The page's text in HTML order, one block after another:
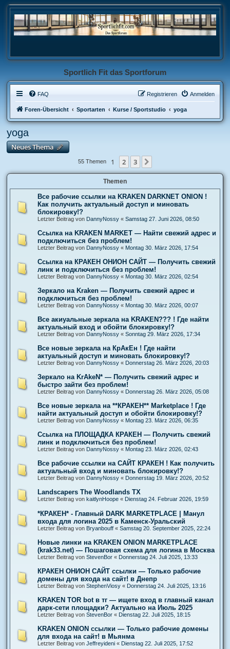
Sportlich Fit das Sportforum
FAQ Anmelden
Registrieren
Foren-Übersicht Sportarten Kurse / Sportstudio yoga
yoga
Neues Thema
55 Themen 1 2 3
Themen
Все рабочие ссылки на KRAKEN DARKNET ONION !
Как получить актуальный доступ и миновать
блокировку!?
Letzter Beitrag von DannyNossy « Samstag 27. Juni 2026, 08:50
Ссылка на KRAKEN MARKET — Найти свежий адрес и
подключиться без проблем!
Letzter Beitrag von DannyNossy « Montag 30. März 2026, 17:54
Ссылка на КРАКЕН ОНИОН САЙТ — Получить свежий
линк и подключиться без проблем!
Letzter Beitrag von DannyNossy « Montag 30. März 2026, 02:54
Зеркало на Kraken — Получить свежий адрес и
подключиться без проблем!
Letzter Beitrag von DannyNossy « Montag 30. März 2026, 00:07
Все акиуальные зеркала на KRAKEN??? ! Где найти
актуальный вход и обойти блокировку!?
Letzter Beitrag von DannyNossy « Sonntag 29. März 2026, 17:34
Все новые зеркала на КрАкЕн ! Где найти
актуальный доступ и миновать блокировку!?
Letzter Beitrag von DannyNossy « Donnerstag 26. März 2026, 20:03
Зеркало на KrAkeN* — Получить свежий адрес и
быстро зайти без проблем!
Letzter Beitrag von DannyNossy « Donnerstag 26. März 2026, 05:08
Все новые зеркала на **КРАКЕН** Marketplace ! Где
найти актуальный доступ и обойти блокировку!?
Letzter Beitrag von DannyNossy « Montag 23. März 2026, 06:35
Ссылка на ПЛОЩАДКА КРАКЕН — Получить свежий
линк и подключиться без проблем!
Letzter Beitrag von DannyNossy « Montag 23. März 2026, 02:43
Все рабочие ссылки на САЙТ КРАКЕН ! Как получить
актуальный вход и миновать блокировку!?
Letzter Beitrag von DannyNossy « Donnerstag 19. März 2026, 20:52
Landscapers The Woodlands TX
Letzter Beitrag von kaitlynHoope « Dienstag 24. Februar 2026, 19:59
*КРАКЕН* - Главный DARK MARKETPLACE | Манул
входа для логина 2025 в Каменск-Уральский
Letzter Beitrag von Bryanbouff « Samstag 20. September 2025, 22:24
Новые линки на KRAKEN ONION MARKETPLACE
(krak33.net) — Пошаговая схема для логина в Москва
Letzter Beitrag von StevenBor « Donnerstag 24. Juli 2025, 13:33
КРАКЕН ОНИОН САЙТ ссылки — Только рабочие
домены для входа на сайт! в Днепр
Letzter Beitrag von StephenViosy « Donnerstag 24. Juli 2025, 13:16
KRAKEN TOR bot в тг — ищете вход в главный канал
дарк-сети площадки? Актуально на Июль 2025
Letzter Beitrag von StevenBor « Dienstag 22. Juli 2025, 18:15
KRAKEN ONION ссылки — Только рабочие домены
для входа на сайт! в Мьянма
Letzter Beitrag von Jeffreyideni « Dienstag 22. Juli 2025, 17:52